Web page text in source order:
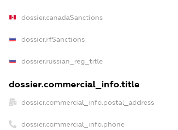
dossier.canadaSanctions
dossier.rfSanctions
dossier.russian_reg_title
dossier.commercial_info.title
dossier.commercial_info.postal_address
dossier.commercial_info.phone